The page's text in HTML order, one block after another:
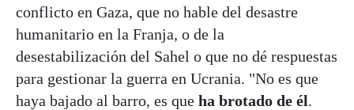
conflicto en Gaza, que no hable del desastre
humanitario en la Franja, o de la
desestabilización del Sahel o que no dé respuestas
para gestionar la guerra en Ucrania. "No es que
haya bajado al barro, es que ha brotado de él.